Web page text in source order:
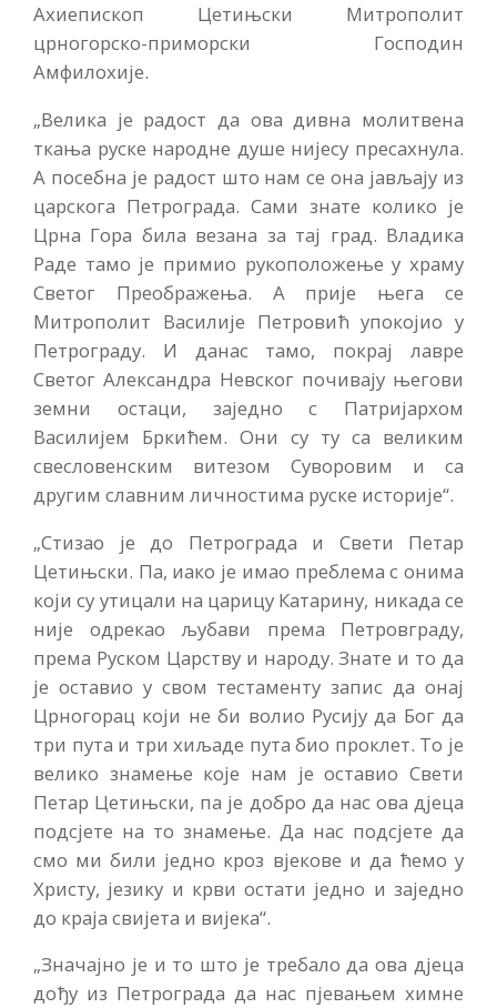
Ахиепископ Цетињски Митрополит
црногорско-приморски Господин
Амфилохије.
„Велика је радост да ова дивна молитвена
ткања руске народне душе нијесу пресахнула.
А посебна је радост што нам се она јављају из
царскога Петрограда. Сами знате колико је
Црна Гора била везана за тај град. Владика
Раде тамо је примио рукоположење у храму
Светог Преображења. А прије њега се
Митрополит Василије Петровић упокојио у
Петрограду. И данас тамо, покрај лавре
Светог Александра Невског почивају његови
земни остаци, заједно с Патријархом
Василијем Бркићем. Они су ту са великим
свесловенским витезом Суворовим и са
другим славним личностима руске историје“.
„Стизао је до Петрограда и Свети Петар
Цетињски. Па, иако је имао преблема с онима
који су утицали на царицу Катарину, никада се
није одрекао љубави према Петровграду,
према Руском Царству и народу. Знате и то да
је оставио у свом тестаменту запис да онај
Црногорац који не би волио Русију да Бог да
три пута и три хиљаде пута био проклет. То је
велико знамење које нам је оставио Свети
Петар Цетињски, па је добро да нас ова дјеца
подсјете на то знамење. Да нас подсјете да
смо ми били једно кроз вјекове и да ћемо у
Христу, језику и крви остати једно и заједно
до краја свијета и вијека“.
„Значајно је и то што је требало да ова дјеца
дођу из Петрограда да нас пјевањем химне